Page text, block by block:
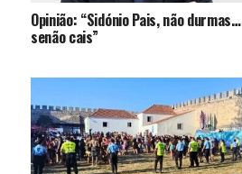
Opinião: “Sidónio Pais, não durmas…
senão cais”